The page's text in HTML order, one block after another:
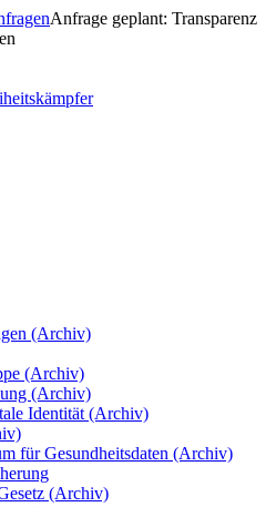
Anfrage geplant: Transparenz
(Archiv)
(Archiv)
(Archiv)
Identität (Archiv)
für Gesundheitsdaten (Archiv)
(Archiv)